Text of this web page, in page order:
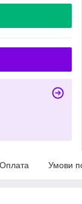
Оплата Умови